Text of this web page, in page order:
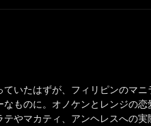
ていたはずが、フィリピンのマニ
なものに。オノケンとレンジの
やマカティ、アンヘレスへの実